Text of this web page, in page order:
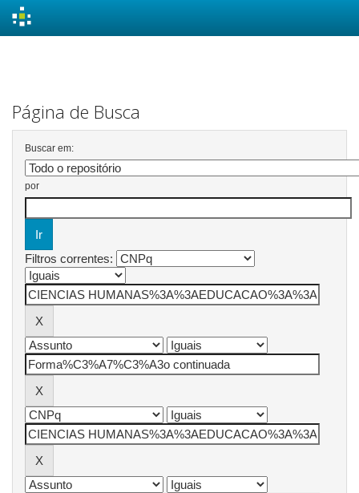
Página de Busca
Buscar em:
por
Filtros correntes: